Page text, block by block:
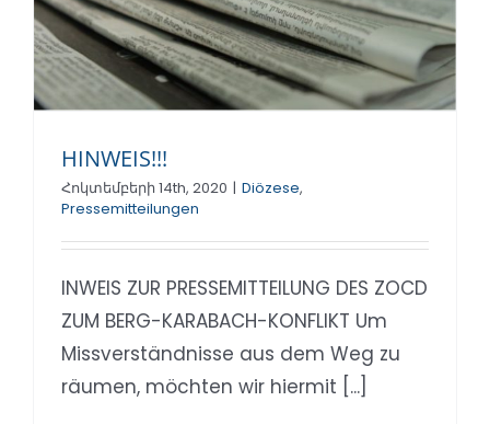
HINWEIS!!!
Հոկտեմբերի 14th, 2020 | Diözese,
Pressemitteilungen
INWEIS ZUR PRESSEMITTEILUNG DES ZOCD
ZUM BERG-KARABACH-KONFLIKT Um
Missverständnisse aus dem Weg zu
räumen, möchten wir hiermit [...]